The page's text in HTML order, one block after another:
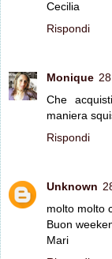
Cecilia
Rispondi
Monique
Che
maniera
Rispondi
Unknown
molto molto
Buon
Mari